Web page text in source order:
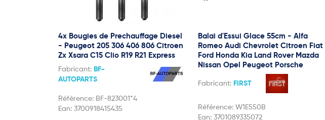
4x Bougies de Prechauffage Diesel
- Peugeot 205 306 406 806 Citroen
Zx Xsara C15 Clio R19 R21 Express
Fabricant: BF-
AUTOPARTS
Référence: BF-823001*4
Ean: 3700918415435
Balai d'Essui Glace 55cm - Alfa
Romeo Audi Chevrolet Citroen Fiat
Ford Honda Kia Land Rover Mazda
Nissan Opel Peugeot Porsche
Fabricant: FIRST
Référence: W1E550B
Ean: 3701089335072